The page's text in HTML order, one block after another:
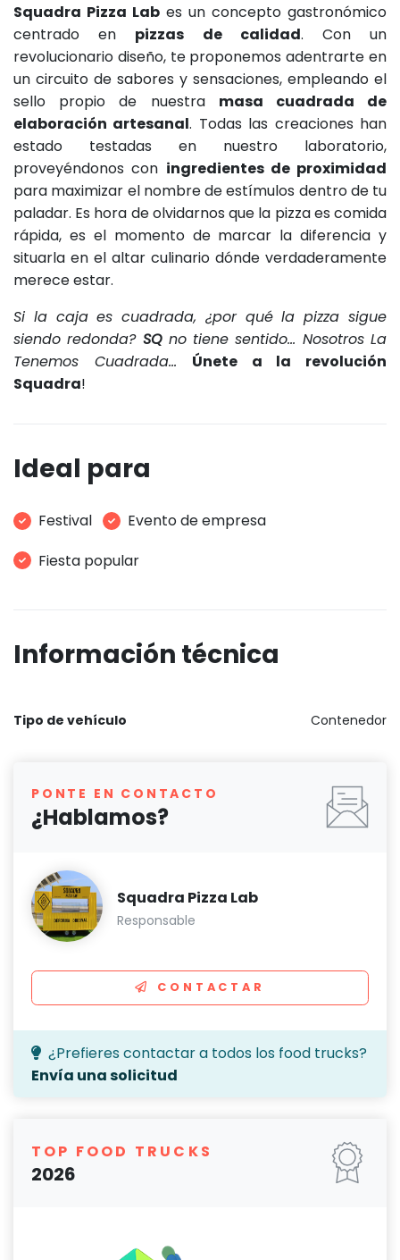
Squadra Pizza Lab es un concepto gastronómico
centrado en pizzas de calidad. Con un
revolucionario diseño, te proponemos adentrarte en
un circuito de sabores y sensaciones, empleando el
sello propio de nuestra masa cuadrada de
elaboración artesanal. Todas las creaciones han
estado testadas en nuestro laboratorio,
proveyéndonos con ingredientes de proximidad
para maximizar el nombre de estímulos dentro de tu
paladar. Es hora de olvidarnos que la pizza es comida
rápida, es el momento de marcar la diferencia y
situarla en el altar culinario dónde verdaderamente
merece estar.
Si la caja es cuadrada, ¿por qué la pizza sigue
siendo redonda? SQno tiene sentido... Nosotros La
Tenemos Cuadrada... Únete a la revolución
Squadra!
Ideal para
Festival
Evento de empresa
Fiesta popular
Información técnica
Tipo de vehículo Contenedor
PONTE EN CONTACTO
¿Hablamos?
Squadra Pizza Lab
Responsable
CONTACTAR
¿Prefieres contactar a todos los food trucks?
Envía una solicitud
TOP FOOD TRUCKS
2026